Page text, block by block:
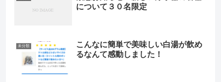
について３０名限定
未分類
こんなに簡単で美味しい白湯が飲め
るなんて感動しました！